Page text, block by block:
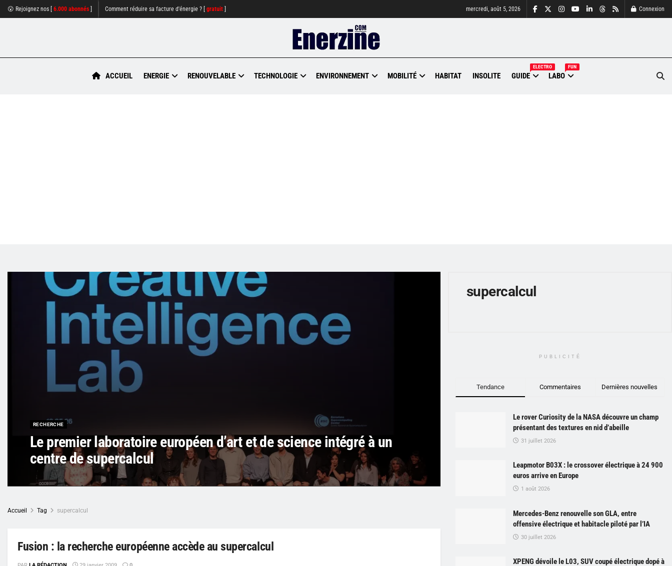
😮 Rejoignez nos [ 6.000 abonnés Comment réduire sa facture d'énergie ? [ gratuit mercredi, août 5, 2026 Connexion
ACCUEIL ENERGIE RENOUVELABLE TECHNOLOGIE ENVIRONNEMENT MOBILITÉ HABITAT INSOLITE GUIDE
ELECTRO
LABO
FUN
RECHERCHE
Le premier laboratoire européen d’art et de science intégré à un
centre de supercalcul
Accueil Tag supercalcul
Fusion : la recherche européenne accède au supercalcul
supercalcul
PUBLICITÉ
Tendance Commentaires Dernières nouvelles
Le rover Curiosity de la NASA découvre un champ
présentant des textures en nid d’abeille
31 juillet 2026
Leapmotor B03X : le crossover électrique à 24 900
euros arrive en Europe
1 août 2026
Mercedes-Benz renouvelle son GLA, entre
offensive électrique et habitacle piloté par l’IA
30 juillet 2026
XPENG dévoile le L03, SUV coupé électrique dopé à